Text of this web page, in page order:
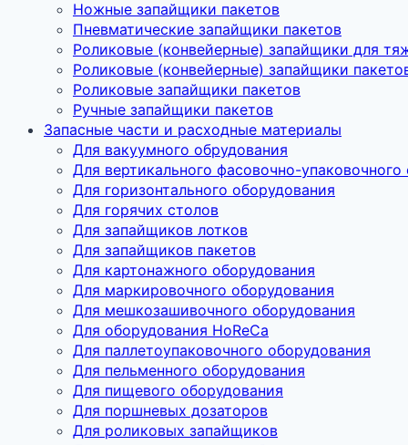
Ножные запайщики пакетов
Пневматические запайщики пакетов
Роликовые (конвейерные) запайщики для
Роликовые (конвейерные) запайщики
Роликовые запайщики пакетов
Ручные запайщики пакетов
Запасные части и расходные материалы
Для вакуумного обрудования
Для вертикального фасовочно-упаковочного
Для горизонтального оборудования
Для горячих столов
Для запайщиков лотков
Для запайщиков пакетов
Для картонажного оборудования
Для маркировочного оборудования
Для мешкозашивочного оборудования
Для оборудования HoReCa
Для паллетоупаковочного оборудования
Для пельменного оборудования
Для пищевого оборудования
Для поршневых дозаторов
Для роликовых запайщиков